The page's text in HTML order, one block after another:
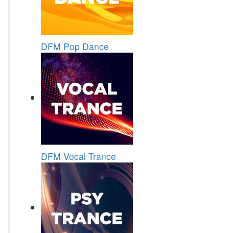
DFM Pop Dance
DFM Vocal Trance